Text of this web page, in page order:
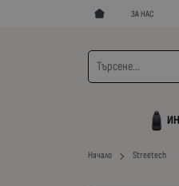
ЗА НАС
Начало Streetech